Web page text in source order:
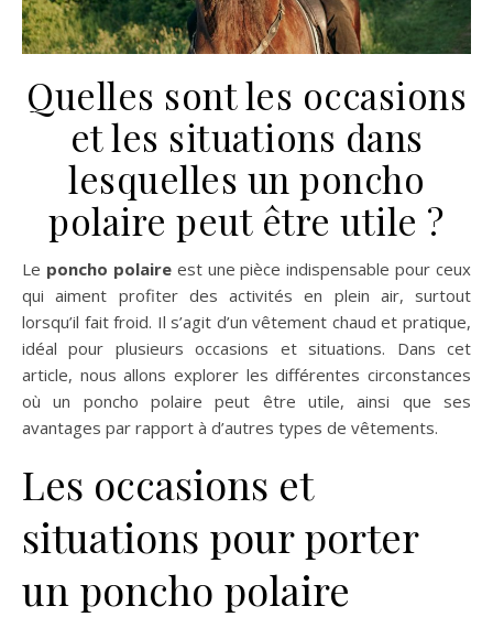
Quelles sont les occasions
et les situations dans
lesquelles un poncho
polaire peut être utile ?
Le poncho polaireest une pièce indispensable pour ceux
qui aiment profiter des activités en plein air, surtout
lorsqu’il fait froid. Il s’agit d’un vêtement chaud et pratique,
idéal pour plusieurs occasions et situations. Dans cet
article, nous allons explorer les différentes circonstances
où un poncho polaire peut être utile, ainsi que ses
avantages par rapport à d’autres types de vêtements.
Les occasions et
situations pour porter
un poncho polaire